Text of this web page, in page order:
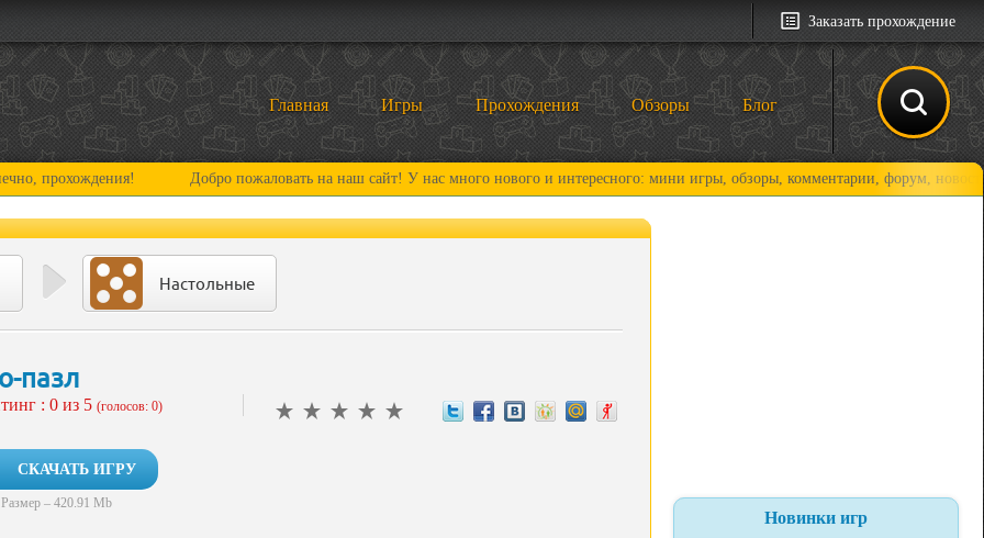
Заказать прохождение
Главная Игры Прохождения Обзоры Блог
Добро пожаловать на наш сайт! У нас много нового и интересного: мини игры, обзоры, комментарии, форум, новости и,
Настольные
пазл
: 0 из 5 (голосов: 0)
СКАЧАТЬ ИГРУ
Размер – 420.91 Mb
Новинки игр